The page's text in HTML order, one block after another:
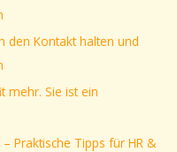
den Kontakt halten und
mehr. Sie ist ein
Praktische Tipps für HR &